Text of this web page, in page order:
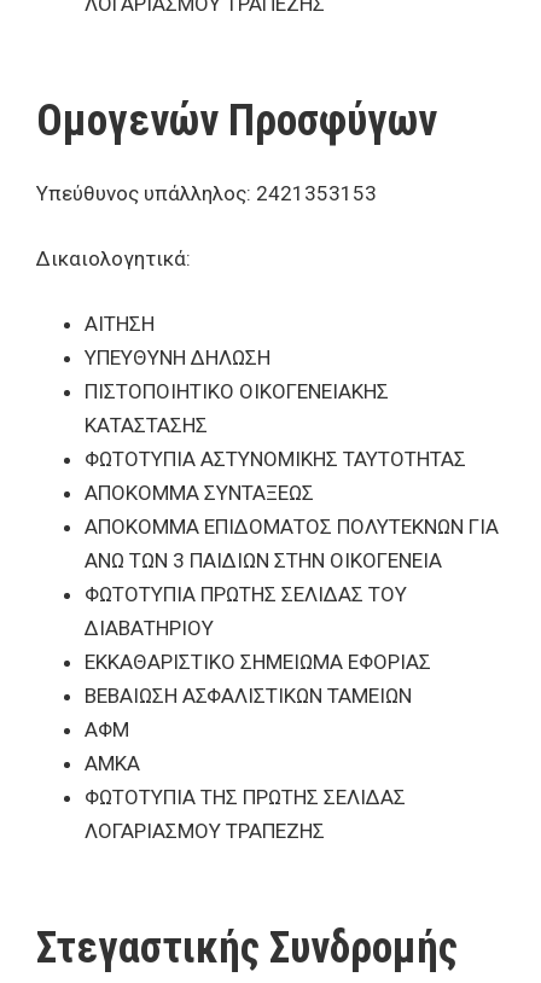
Ομογενών Προσφύγων
Υπεύθυνος υπάλληλος: 2421353153
Δικαιολογητικά:
ΑΙΤΗΣΗ
ΥΠΕΥΘΥΝΗ ΔΗΛΩΣΗ
ΠΙΣΤΟΠΟΙΗΤΙΚΟ ΟΙΚΟΓΕΝΕΙΑΚΗΣ
ΚΑΤΑΣΤΑΣΗΣ
ΦΩΤΟΤΥΠΙΑ ΑΣΤΥΝΟΜΙΚΗΣ ΤΑΥΤΟΤΗΤΑΣ
ΑΠΟΚΟΜΜΑ ΣΥΝΤΑΞΕΩΣ
ΑΠΟΚΟΜΜΑ ΕΠΙΔΟΜΑΤΟΣ ΠΟΛΥΤΕΚΝΩΝ ΓΙΑ
ΑΝΩ ΤΩΝ 3 ΠΑΙΔΙΩΝ ΣΤΗΝ ΟΙΚΟΓΕΝΕΙΑ
ΦΩΤΟΤΥΠΙΑ ΠΡΩΤΗΣ ΣΕΛΙΔΑΣ ΤΟΥ
ΔΙΑΒΑΤΗΡΙΟΥ
ΕΚΚΑΘΑΡΙΣΤΙΚΟ ΣΗΜΕΙΩΜΑ ΕΦΟΡΙΑΣ
ΒΕΒΑΙΩΣΗ ΑΣΦΑΛΙΣΤΙΚΩΝ ΤΑΜΕΙΩΝ
ΑΦΜ
ΑΜΚΑ
ΦΩΤΟΤΥΠΙΑ ΤΗΣ ΠΡΩΤΗΣ ΣΕΛΙΔΑΣ
ΛΟΓΑΡΙΑΣΜΟΥ ΤΡΑΠΕΖΗΣ
Στεγαστικής Συνδρομής